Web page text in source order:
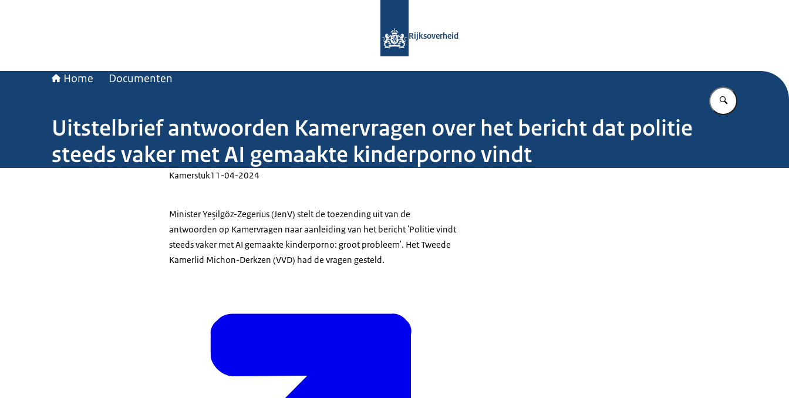
Rijksoverheid
Home Documenten
Vul in wat u
Uitstelbrief antwoorden Kamervragen over het bericht dat politie
steeds vaker met AI gemaakte kinderporno vindt
Kamerstuk11-04-2024
Minister Yeşilgöz-Zegerius (JenV) stelt de toezending uit van de
antwoorden op Kamervragen naar aanleiding van het bericht 'Politie vindt
steeds vaker met AI gemaakte kinderporno: groot probleem'. Het Tweede
Kamerlid Michon-Derkzen (VVD) had de vragen gesteld.